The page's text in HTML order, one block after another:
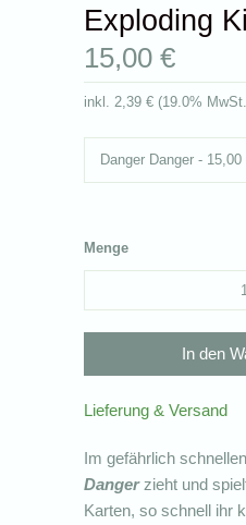
Exploding
15,00 €
inkl. 2,39 € (19.0%
Menge
Lieferung & Versand
Im gefährlich
Dangerzieht und
Karten, so schnell ihr